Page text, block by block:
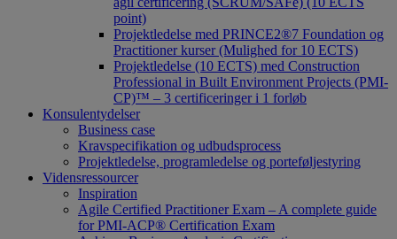
point)
Projektledelse med PRINCE2®7 Foundation og
Practitioner kurser (Mulighed for 10 ECTS)
Projektledelse (10 ECTS) med Construction
Professional in Built Environment Projects (PMI-
CP)™ – 3 certificeringer i 1 forløb
Konsulentydelser
Business case
Kravspecifikation og udbudsprocess
Projektledelse, programledelse og porteføljestyring
Vidensressourcer
Inspiration
Agile Certified Practitioner Exam – A complete guide
for PMI-ACP® Certification Exam